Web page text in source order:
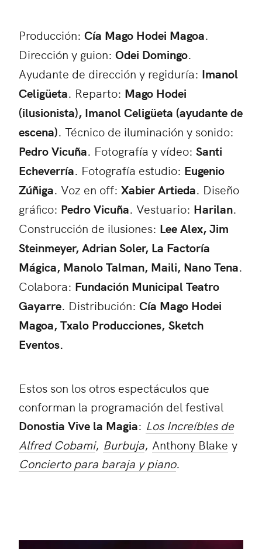
Producción: Cía Mago Hodei Magoa.
Dirección y guion: Odei Domingo.
Ayudante de dirección y regiduría: Imanol
Celigüeta. Reparto: Mago Hodei
(ilusionista), Imanol Celigüeta (ayudante de
escena). Técnico de iluminación y sonido:
Pedro Vicuña. Fotografía y vídeo: Santi
Echeverría. Fotografía estudio: Eugenio
Zúñiga. Voz en off: Xabier Artieda. Diseño
gráfico: Pedro Vicuña. Vestuario: Harilan.
Construcción de ilusiones: Lee Alex, Jim
Steinmeyer, Adrian Soler, La Factoría
Mágica, Manolo Talman, Maili, Nano Tena.
Colabora: Fundación Municipal Teatro
Gayarre. Distribución: Cía Mago Hodei
Magoa, Txalo Producciones, Sketch
Eventos.
Estos son los otros espectáculos que
conforman la programación del festival
Donostia Vive la Magia: Los Increíbles de
Alfred Cobami, Burbuja, Anthony Blake y
Concierto para baraja y piano.